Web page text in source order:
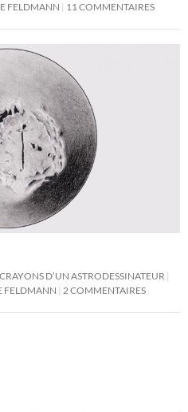
FELDMANN 11 COMMENTAIRES
D’UN ASTRODESSINATEUR
FELDMANN 2 COMMENTAIRES